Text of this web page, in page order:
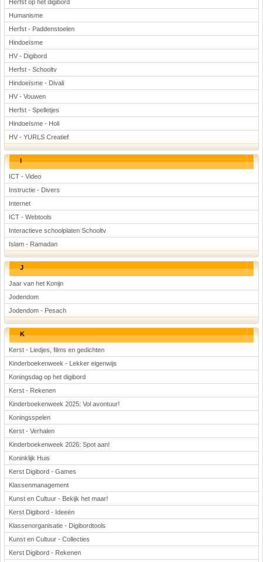
Herfst op het digibord
Humanisme
Herfst - Paddenstoelen
Hindoeïsme
HV - Digibord
Herfst - Schooltv
Hindoeïsme - Divali
HV - Vouwen
Herfst - Spelletjes
Hindoeïsme - Holi
HV - YURLS Creatief
I
ICT - Video
Instructie - Divers
Internet
ICT - Webtools
Interactieve schoolplaten Schooltv
Islam - Ramadan
J
Jaar van het Konijn
Jodendom
Jodendom - Pesach
K
Kerst - Liedjes, films en gedichten
Kinderboekenweek - Lekker eigenwijs
Koningsdag op het digibord
Kerst - Rekenen
Kinderboekenweek 2025: Vol avontuur!
Koningsspelen
Kerst - Verhalen
Kinderboekenweek 2026: Spot aan!
Koninklijk Huis
Kerst Digibord - Games
Klassenmanagement
Kunst en Cultuur - Bekijk het maar!
Kerst Digibord - Ideeën
Klassenorganisatie - Digibordtools
Kunst en Cultuur - Collecties
Kerst Digibord - Rekenen